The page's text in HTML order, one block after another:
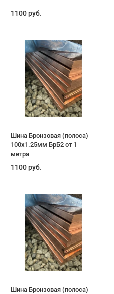
1100 руб.
Шина Бронзовая (полоса)
100х1.25мм БрБ2 от 1
метра
1100 руб.
Шина Бронзовая (полоса)